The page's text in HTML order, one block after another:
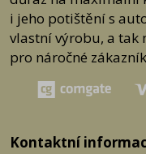
Při kontaktu se
ODEŠLETE
Do balíku vložte fakturu
důvodu výměny, vrácení
U vrácení nebo výměny
U reklamace je ze zákona
i jeho potištění s
vlastní výrobu, a tak
pro náročné
Kontaktní